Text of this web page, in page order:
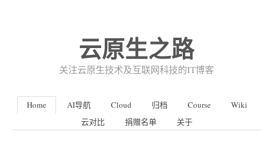
云原生之路
关注云原生技术及互联网科技的IT博客
Home AI导航 Cloud 归档 Course
Wiki
云对比
捐赠名单 关于